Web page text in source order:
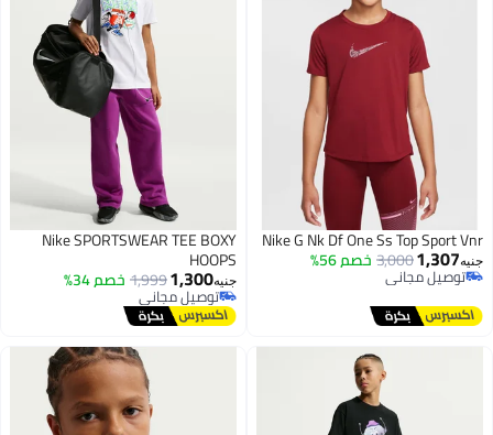
Nike G Nk Df One Ss Top Sport Vnr
جنيه1,307
3,000خصم 56%
توصيل مجاني
توصيل مجاني
Nike SPORTSWEAR TEE BOXY
HOOPS
جنيه1,300
1,999خصم 34%
توصيل مجاني
توصيل مجاني